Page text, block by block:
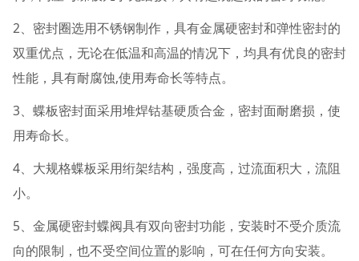
2、密封圈选用不锈钢制作，具有金属硬密封和弹性密封的
双重优点，无论在低温和高温的情况下，均具有优良的密封
性能，具有耐腐蚀,使用寿命长等特点。
3、蝶板密封面采用堆焊钴基硬质合金，密封面耐磨损，使
用寿命长。
4、大规格蝶板采用绗架结构，强度高，过流面积大，流阻
小。
5、金属硬密封蝶阀具有双向密封功能，安装时不受介质流
向的限制，也不受空间位置的影响，可在任何方向安装。